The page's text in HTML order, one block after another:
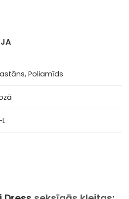
Poliamīds
L